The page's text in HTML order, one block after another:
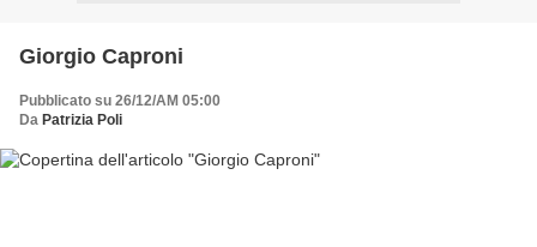
Giorgio Caproni
Pubblicato su 26/12/AM 05:00
Da Patrizia Poli